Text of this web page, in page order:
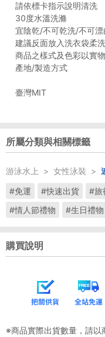
請依標卡指示說明清洗
30度水溫洗滌
宜陰乾/不可乾洗/不可
建議反面放入洗衣袋柔
商品之樣式及色彩以實
產地/製造方式
臺灣MIT
所屬分類與相關標籤
游泳水上 > 女性泳裝 >
#免運
#快速出貨 #旅
#情人節禮物
#生日禮物
購買說明
※商品實際出貨數量，請以